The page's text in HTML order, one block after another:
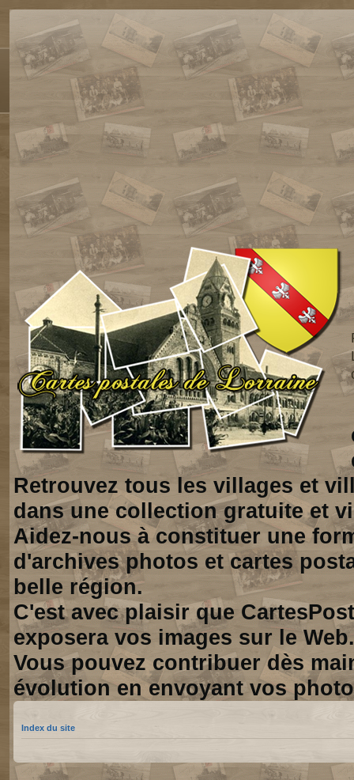
Retrouvez tous les villages et
dans une collection gratuite et
Aidez-nous à constituer une
d'archives photos et cartes
belle région.
C'est avec plaisir que
exposera vos images sur le Web.
Vous pouvez contribuer dès
évolution en envoyant vos
Index du site